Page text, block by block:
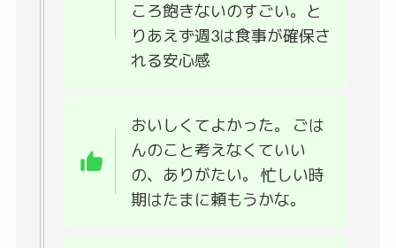
ころ飽きないのすごい。と
りあえず週3は食事が確保さ
れる安心感
おいしくてよかった。 ごは
んのこと考えなくていい
の、ありがたい。 忙しい時
期はたまに頼もうかな。